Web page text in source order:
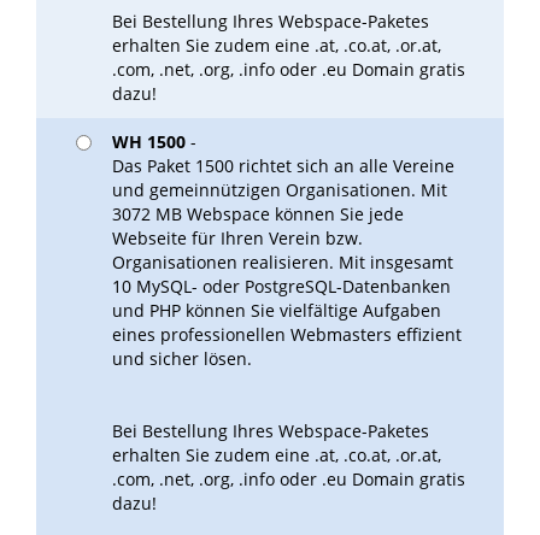
Bei Bestellung Ihres Webspace-Paketes
erhalten Sie zudem eine .at, .co.at, .or.at,
.com, .net, .org, .info oder .eu Domain gratis
dazu!
WH 1500 -
Das Paket 1500 richtet sich an alle Vereine
und gemeinnützigen Organisationen. Mit
3072 MB Webspace können Sie jede
Webseite für Ihren Verein bzw.
Organisationen realisieren. Mit insgesamt
10 MySQL- oder PostgreSQL-Datenbanken
und PHP können Sie vielfältige Aufgaben
eines professionellen Webmasters effizient
und sicher lösen.
Bei Bestellung Ihres Webspace-Paketes
erhalten Sie zudem eine .at, .co.at, .or.at,
.com, .net, .org, .info oder .eu Domain gratis
dazu!